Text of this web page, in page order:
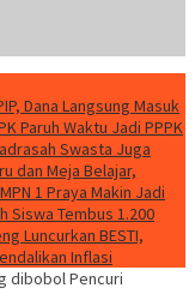
Dana Langsung Masuk
Paruh Waktu Jadi PPPK
Swasta Juga
dan Meja Belajar,
1 Praya Makin Jadi
Siswa Tembus 1.200
Luncurkan BESTI,
Inflasi
dibobol Pencuri